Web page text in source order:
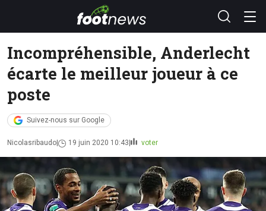
Incompréhensible, Anderlecht
écarte le meilleur joueur à ce
poste
Suivez-nous sur Google
Nicolasribaudo 19 juin 2020 10:43 voter